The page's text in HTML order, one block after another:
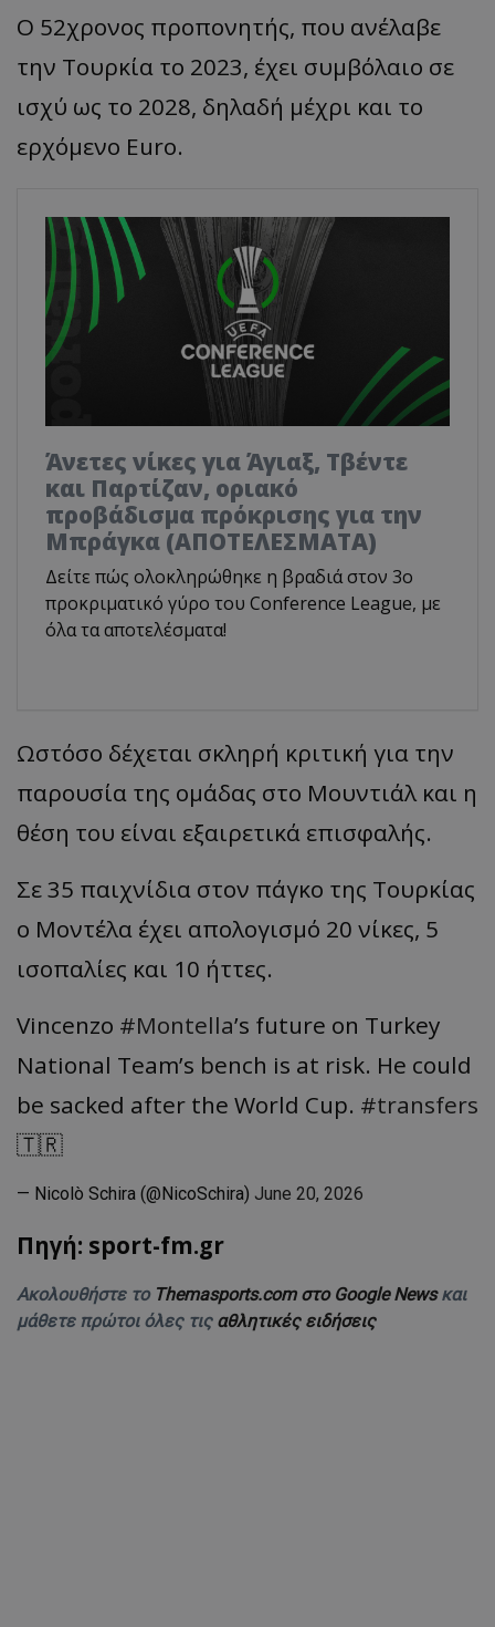
Ο 52χρονος προπονητής, που ανέλαβε
την Τουρκία το 2023, έχει συμβόλαιο σε
ισχύ ως το 2028, δηλαδή μέχρι και το
ερχόμενο Euro.
Άνετες νίκες για Άγιαξ, Τβέντε
και Παρτίζαν, οριακό
προβάδισμα πρόκρισης για την
Μπράγκα (ΑΠΟΤΕΛΕΣΜΑΤΑ)
Δείτε πώς ολοκληρώθηκε η βραδιά στον 3ο
προκριματικό γύρο του Conference League, με
όλα τα αποτελέσματα!
Ωστόσο δέχεται σκληρή κριτική για την
παρουσία της ομάδας στο Μουντιάλ και η
θέση του είναι εξαιρετικά επισφαλής.
Σε 35 παιχνίδια στον πάγκο της Τουρκίας
ο Μοντέλα έχει απολογισμό 20 νίκες, 5
ισοπαλίες και 10 ήττες.
Vincenzo #Montella’s future on Turkey
National Team’s bench is at risk. He could
be sacked after the World Cup. #transfers
🇹🇷
— Nicolò Schira (@NicoSchira) June 20, 2026
Πηγή: sport-fm.gr
Ακολουθήστε το Themasports.com στο Google Newsκαι
μάθετε πρώτοι όλες τις αθλητικές ειδήσεις